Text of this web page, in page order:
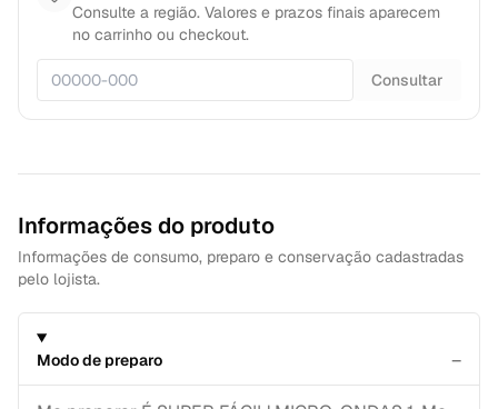
Consulte a região. Valores e prazos finais aparecem
no carrinho ou checkout.
Consultar
Informações do produto
Informações de consumo, preparo e conservação cadastradas
pelo lojista.
Modo de preparo −